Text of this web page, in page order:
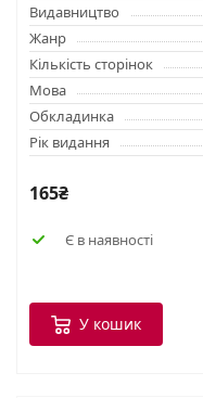
Видавництво
Жанр
Кількість сторінок
Мова
Обкладинка
Рік видання
165₴
Є в наявності
У кошик